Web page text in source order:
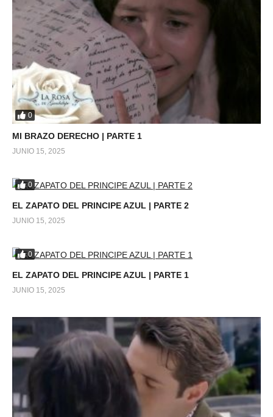
0
MI BRAZO DERECHO | PARTE 1
JUNIO 15, 2025
0
EL ZAPATO DEL PRINCIPE AZUL | PARTE 2
JUNIO 15, 2025
0
EL ZAPATO DEL PRINCIPE AZUL | PARTE 1
JUNIO 15, 2025